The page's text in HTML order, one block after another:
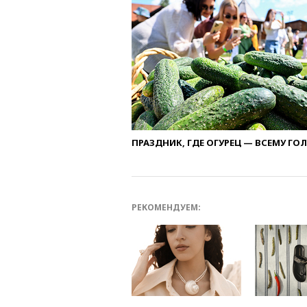
ПРАЗДНИК, ГДЕ ОГУРЕЦ — ВСЕМУ
РЕКОМЕНДУЕМ: